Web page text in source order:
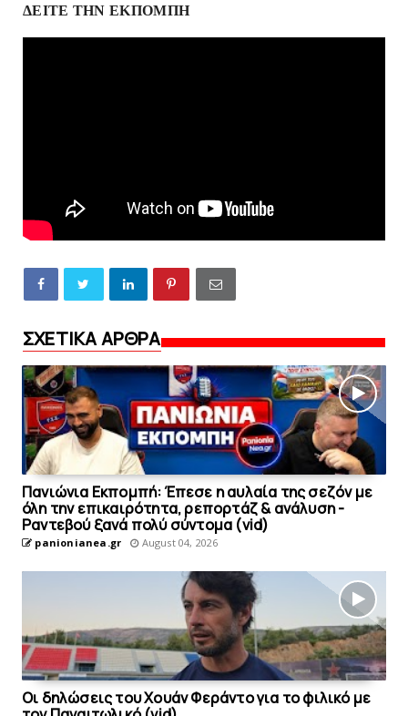
ΔΕΙΤΕ ΤΗΝ ΕΚΠΟΜΠΗ
ΣΧΕΤΙΚΑ ΑΡΘΡΑ
Πανιώνια Εκπομπή: Έπεσε η αυλαία της σεζόν με
όλη την επικαιρότητα, ρεπορτάζ & ανάλυση -
Ραντεβού ξανά πολύ σύντομα (vid)
panionianea.gr August 04, 2026
Οι δηλώσεις του Χουάν Φεράντο για το φιλικό με